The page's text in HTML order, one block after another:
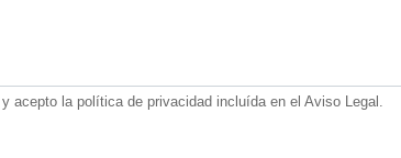
acepto la política de privacidad incluída en el Aviso Legal.